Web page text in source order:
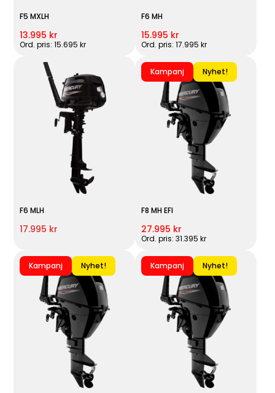
F5 MXLH
13.995 kr
Ord. pris: 15.695 kr
F6 MH
15.995 kr
Ord. pris: 17.995 kr
F6 MLH
17.995 kr
Kampanj Nyhet!
F8 MH EFI
27.995 kr
Ord. pris: 31.395 kr
Kampanj Nyhet! Kampanj Nyhet!